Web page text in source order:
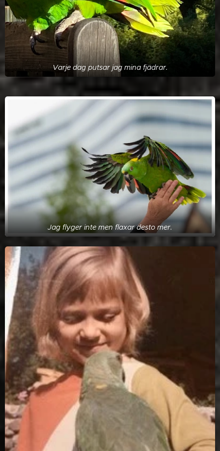
Varje dag putsar jag mina fjädrar.
Jag flyger inte men flaxar desto mer.